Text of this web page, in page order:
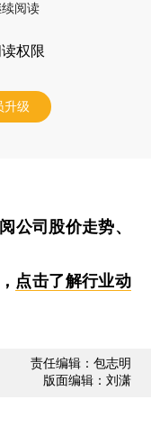
阅读
权限
升级
公司股价走势、
点击了解行业动
责任编辑：包志明
版面编辑：刘潇